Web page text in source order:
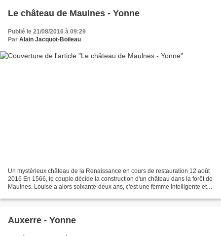
Le château de Maulnes - Yonne
Publié le 21/08/2016 à 09:29
Par Alain Jacquot-Boileau
Un mystérieux château de la Renaissance en cours de restauration 12 août
2016 En 1566, le couple décide la construction d'un château dans la forêt de
Maulnes. Louise a alors soixante-deux ans, c'est une femme intelligente et
Auxerre - Yonne